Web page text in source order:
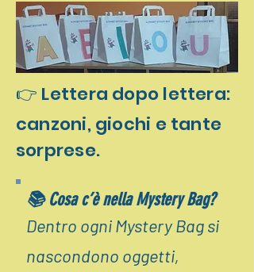
👉 Lettera dopo lettera:
canzoni, giochi e tante
sorprese.
📚 Cosa c’è nella Mystery Bag?
Dentro ogni Mystery Bag si
nascondono oggetti,